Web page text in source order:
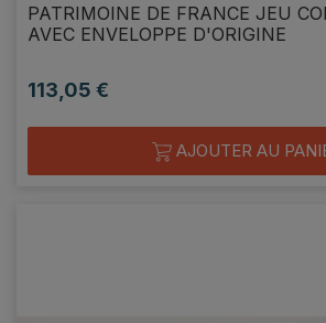
PATRIMOINE DE FRANCE JEU
AVEC ENVELOPPE D'ORIGINE
Prix
113,05 €
AJOUTER AU